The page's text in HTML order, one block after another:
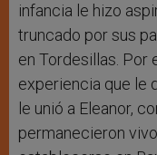
infancia le hizo
truncado por sus
en Tordesillas. Por
experiencia que le
le unió a Eleanor,
permanecieron